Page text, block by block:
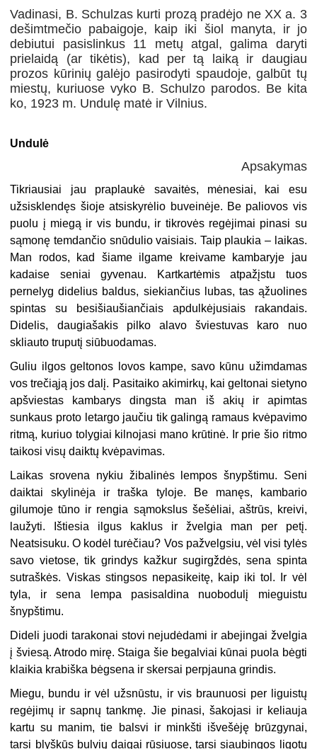
Vadinasi, B. Schulzas kurti prozą pradėjo ne XX a. 3
dešimtmečio pabaigoje, kaip iki šiol manyta, ir jo
debiutui pasislinkus 11 metų atgal, galima daryti
prielaidą (ar tikėtis), kad per tą laiką ir daugiau
prozos kūrinių galėjo pasirodyti spaudoje, galbūt tų
miestų, kuriuose vyko B. Schulzo parodos. Be kita
ko, 1923 m. Undulę matė ir Vilnius.
Undulė
Apsakymas
Tikriausiai jau praplaukė savaitės, mėnesiai, kai esu
užsisklendęs šioje atsiskyrėlio buveinėje. Be paliovos vis
puolu į miegą ir vis bundu, ir tikrovės regėjimai pinasi su
sąmonę temdančio snūdulio vaisiais. Taip plaukia – laikas.
Man rodos, kad šiame ilgame kreivame kambaryje jau
kadaise seniai gyvenau. Kartkartėmis atpažįstu tuos
pernelyg didelius baldus, siekiančius lubas, tas ąžuolines
spintas su besišiaušiančiais apdulkėjusiais rakandais.
Didelis, daugiašakis pilko alavo šviestuvas karo nuo
skliauto truputį siūbuodamas.
Guliu ilgos geltonos lovos kampe, savo kūnu užimdamas
vos trečiąją jos dalį. Pasitaiko akimirkų, kai geltonai sietyno
apšviestas kambarys dingsta man iš akių ir apimtas
sunkaus proto letargo jaučiu tik galingą ramaus kvėpavimo
ritmą, kuriuo tolygiai kilnojasi mano krūtinė. Ir prie šio ritmo
taikosi visų daiktų kvėpavimas.
Laikas srovena nykiu žibalinės lempos šnypštimu. Seni
daiktai skylinėja ir traška tyloje. Be manęs, kambario
gilumoje tūno ir rengia sąmokslus šešėliai, aštrūs, kreivi,
laužyti. Ištiesia ilgus kaklus ir žvelgia man per petį.
Neatsisuku. O kodėl turėčiau? Vos pažvelgsiu, vėl visi tylės
savo vietose, tik grindys kažkur sugirgždės, sena spinta
sutraškės. Viskas stingsos nepasikeitę, kaip iki tol. Ir vėl
tyla, ir sena lempa pasisaldina nuobodulį mieguistu
šnypštimu.
Dideli juodi tarakonai stovi nejudėdami ir abejingai žvelgia
į šviesą. Atrodo mirę. Staiga šie begalviai kūnai puola bėgti
klaikia krabiška bėgsena ir skersai perpjauna grindis.
Miegu, bundu ir vėl užsnūstu, ir vis braunuosi per liguistų
regėjimų ir sapnų tankmę. Jie pinasi, šakojasi ir keliauja
kartu su manim, tie balsvi ir minkšti išvešėję brūzgynai,
tarsi blyškūs bulvių daigai rūsiuose, tarsi siaubingos ligotų